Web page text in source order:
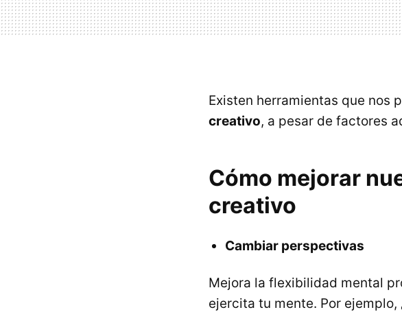
Existen herramientas que nos
creativo, a pesar de factores
Cómo mejorar
creativo
Cambiar perspectivas
Mejora la flexibilidad mental
ejercita tu mente. Por